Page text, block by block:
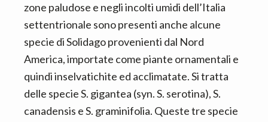
zone paludose e negli incolti umidi dell’Italia
settentrionale sono presenti anche alcune
specie di Solidago provenienti dal Nord
America, importate come piante ornamentali e
quindi inselvatichite ed acclimatate. Si tratta
delle specie S. gigantea (syn. S. serotina), S.
canadensis e S. graminifolia. Queste tre specie